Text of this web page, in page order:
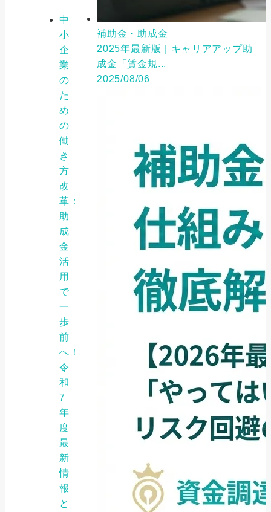
中
小
企
業
の
た
め
の
働
き
方
改
革：
助
成
金
活
用
で
一
歩
前
へ！
令
和
7
年
度
最
新
情
報
と
補助金・助成金
2025年最新版｜キャリアアップ助
成金「賃金規...
2025/08/06